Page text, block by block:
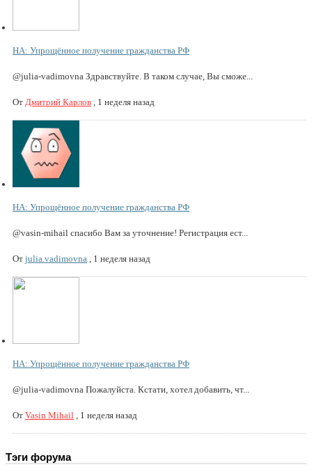
НА: Упрощённое получение гражданства РФ
@julia-vadimovna Здравствуйте. В таком случае, Вы сможе...
От Дмитрий Карлов 1 неделя назад
НА: Упрощённое получение гражданства РФ
@vasin-mihail спасибо Вам за уточнение! Регистрация ест...
От julia.vadimovna 1 неделя назад
НА: Упрощённое получение гражданства РФ
@julia-vadimovna Пожалуйста. Кстати, хотел добавить, чт...
От Vasin Mihail 1 неделя назад
Тэги форума